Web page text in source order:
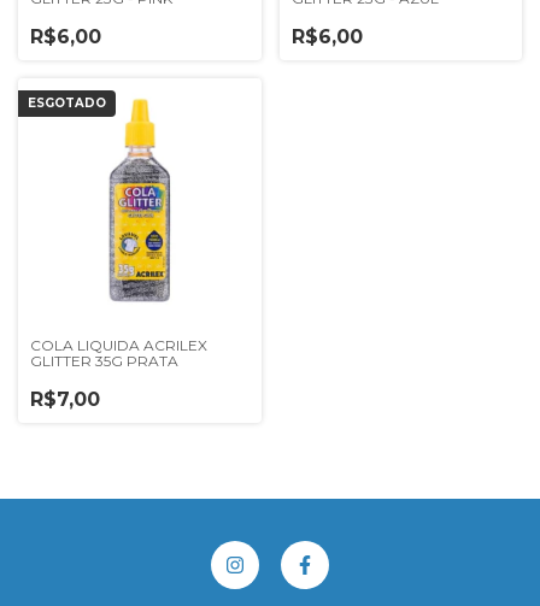
R$6,00 R$6,00
ESGOTADO
COLA LIQUIDA ACRILEX
GLITTER 35G PRATA
R$7,00